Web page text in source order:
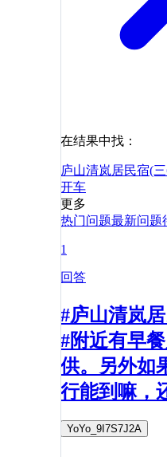
在结果中找：
庐山清岚居民宿(
开车
更多
热门问题最新问题
1
回答
#庐山清岚
#附近有早
供。另外如
行能到嘛，
YoYo_9I7S7J2A